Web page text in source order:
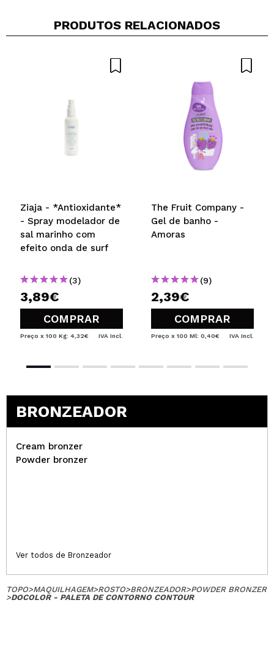
Seu vídeo pode ser o primeiro. Imagine isso...
Recomenda esta compra? Sim Não
PRODUTOS RELACIONADOS
Ziaja - *Antioxidante*
- Spray modelador de
sal marinho com
efeito onda de surf
(3)
3,89€
COMPRAR
Preço x 100 Kg: 4,32€ IVA Incl.
The Fruit Company -
Gel de banho -
Amoras
(9)
2,39€
COMPRAR
Preço x 100 Ml: 0,40€ IVA Incl.
BRONZEADOR
Cream bronzer
Powder bronzer
Ver todos de Bronzeador
TOPO>MAQUILHAGEM>ROSTO>BRONZEADOR>POWDER BRONZER
>DOCOLOR - PALETA DE CONTORNO CONTOUR